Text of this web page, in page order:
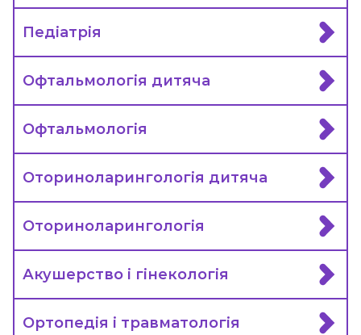
Педіатрія
Офтальмологія дитяча
Офтальмологія
Оториноларингологія дитяча
Оториноларингологія
Акушерство і гінекологія
Ортопедія і травматологія